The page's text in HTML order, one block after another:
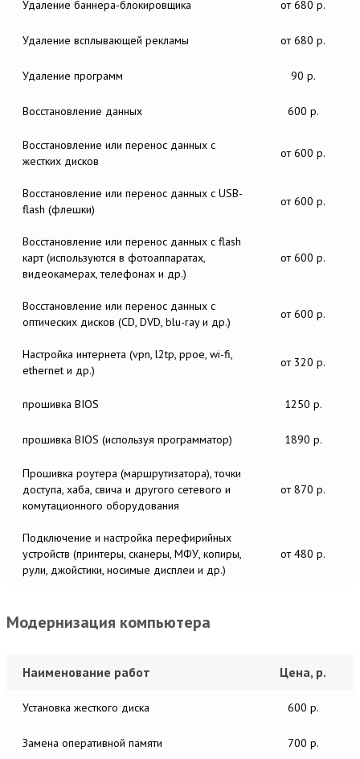
Удаление баннера-блокировщика от 680 р.
Удаление всплывающей рекламы от 680 р.
Удаление программ 90 р.
Восстановление данных 600 р.
Восстановление или перенос данных c
жестких дисков
от 600 р.
Восстановление или перенос данных c USB-
flash (флешки)
от 600 р.
Восстановление или перенос данных c flash
карт (используются в фотоаппаратах,
видеокамерах, телефонах и др.)
от 600 р.
Восстановление или перенос данных c
оптических дисков (CD, DVD, blu-ray и др.)
от 600 р.
Настройка интернета (vpn, l2tp, ppoe, wi-fi,
ethernet и др.)
от 320 р.
прошивка BIOS 1250 р.
прошивка BIOS (используя программатор) 1890 р.
Прошивка роутера (маршрутизатора), точки
доступа, хаба, свича и другого сетевого и
комутационного оборудования
от 870 р.
Подключение и настройка перефирийных
устройств (принтеры, сканеры, МФУ, копиры,
рули, джойстики, носимые дисплеи и др.)
от 480 р.
Модернизация компьютера
Наименование работ Цена, р.
Установка жесткого диска 600 р.
Замена оперативной памяти 700 р.